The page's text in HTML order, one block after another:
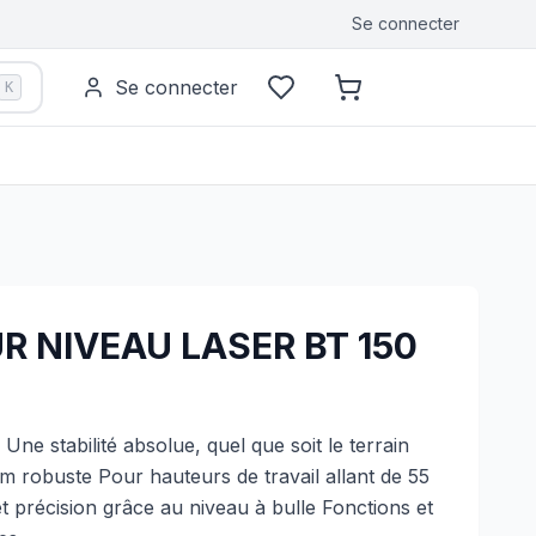
Se connecter
K Se connecter
NIVEAU LASER BT 150
stabilité absolue, quel que soit le terrain
robuste Pour hauteurs de travail allant de 55
précision grâce au niveau à bulle Fonctions et